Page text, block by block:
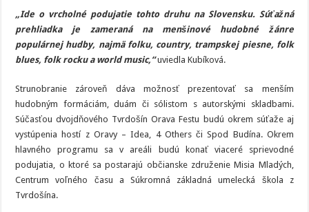
„Ide o vrcholné podujatie tohto druhu na Slovensku. Súťažná
prehliadka je zameraná na menšinové hudobné žánre
populárnej hudby, najmä folku, country, trampskej piesne, folk
blues, folk rocku a world music,“uviedla Kubíková.
Strunobranie zároveň dáva možnosť prezentovať sa menším
hudobným formáciám, duám či sólistom s autorskými skladbami.
Súčasťou dvojdňového Tvrdošín Orava Festu budú okrem súťaže aj
vystúpenia hostí z Oravy – Idea, 4 Others či Spod Budína. Okrem
hlavného programu sa v areáli budú konať viaceré sprievodné
podujatia, o ktoré sa postarajú občianske združenie Misia Mladých,
Centrum voľného času a Súkromná základná umelecká škola z
Tvrdošína.